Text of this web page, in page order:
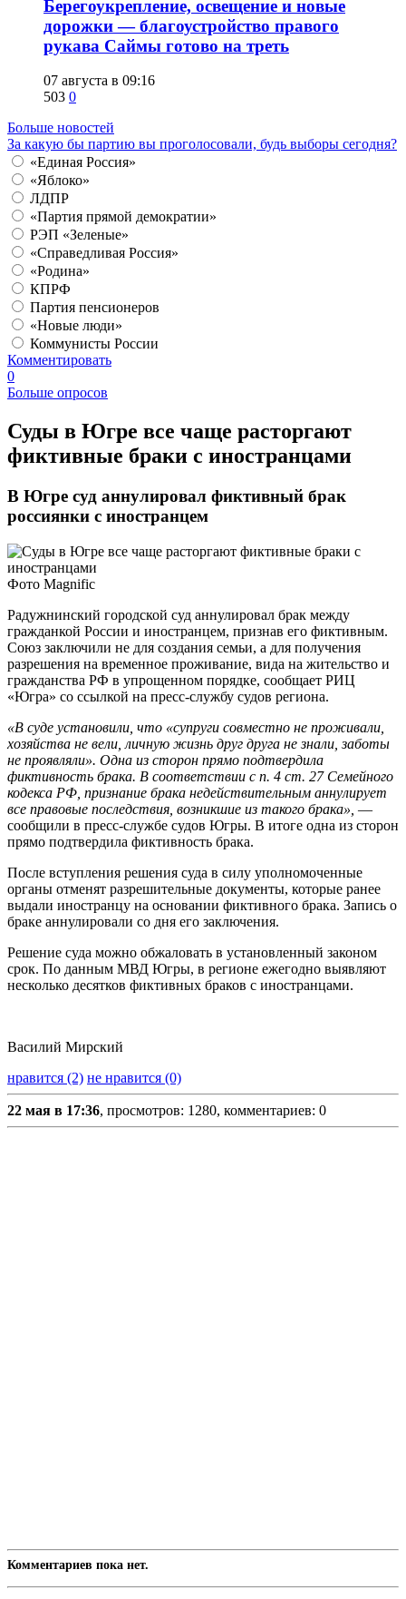
Берегоукрепление, освещение и новые
дорожки — благоустройство правого
рукава Саймы готово на треть
07 августа в 09:16
503 0
Больше новостей
За какую бы партию вы проголосовали, будь выборы сегодня?
«Единая Россия»
«Яблоко»
ЛДПР
«Партия прямой демократии»
РЭП «Зеленые»
«Справедливая Россия»
«Родина»
КПРФ
Партия пенсионеров
«Новые люди»
Коммунисты России
Комментировать
0
Больше опросов
Суды в Югре все чаще расторгают
фиктивные браки с иностранцами
В Югре суд аннулировал фиктивный брак
россиянки с иностранцем
Фото Magnific
Радужнинский городской суд аннулировал брак между
гражданкой России и иностранцем, признав его фиктивным.
Союз заключили не для создания семьи, а для получения
разрешения на временное проживание, вида на жительство и
гражданства РФ в упрощенном порядке, сообщает РИЦ
«Югра» со ссылкой на пресс-службу судов региона.
«В суде установили, что «супруги совместно не проживали,
хозяйства не вели, личную жизнь друг друга не знали, заботы
не проявляли». Одна из сторон прямо подтвердила
фиктивность брака. В соответствии с п. 4 ст. 27 Семейного
кодекса РФ, признание брака недействительным аннулирует
все правовые последствия, возникшие из такого брака», —
сообщили в пресс-службе судов Югры. В итоге одна из сторон
прямо подтвердила фиктивность брака.
После вступления решения суда в силу уполномоченные
органы отменят разрешительные документы, которые ранее
выдали иностранцу на основании фиктивного брака. Запись о
браке аннулировали со дня его заключения.
Решение суда можно обжаловать в установленный законом
срок. По данным МВД Югры, в регионе ежегодно выявляют
несколько десятков фиктивных браков с иностранцами.
Василий Мирский
нравится (2) не нравится (0)
22 мая в 17:36, просмотров: 1280, комментариев: 0
Комментариев пока нет.